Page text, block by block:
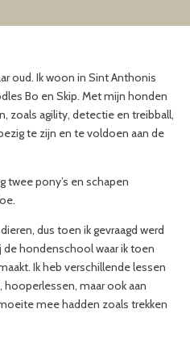
oud. Ik woon in Sint Anthonis
Bo en Skip. Met mijn honden
zoals agility, detectie en treibball,
te zijn en te voldoen aan de
twee pony’s en schapen
dus toen ik gevraagd werd
de hondenschool waar ik toen
Ik heb verschillende lessen
hooperlessen, maar ook aan
mee hadden zoals trekken